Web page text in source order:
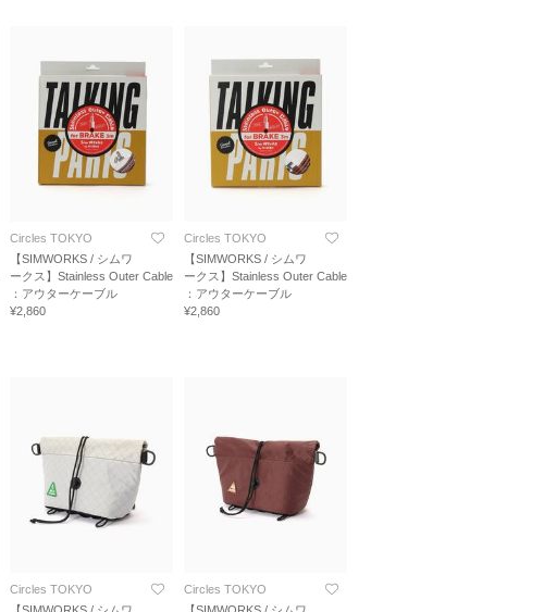
Circles TOKYO
【SIMWORKS / シムワ
ークス】Stainless Outer Cable
：アウターケーブル
¥2,860
Circles TOKYO
【SIMWORKS / シムワ
ークス】Stainless Outer Cable
：アウターケーブル
¥2,860
Circles TOKYO
Circles TOKYO